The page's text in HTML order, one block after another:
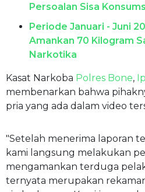
Persoalan Sisa
Periode Januari - Juni
Amankan 70 Kilogram
Narkotika
Kasat Narkoba Polres Bone,
membenarkan bahwa
pria yang ada dalam video
"Setelah menerima laporan
kami langsung melakukan
mengamankan terduga
ternyata merupakan